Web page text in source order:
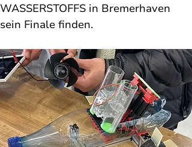
WASSERSTOFFS in Bremerhaven
sein Finale finden.